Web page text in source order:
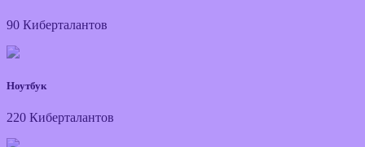
90 Киберталантов
Ноутбук
220 Киберталантов